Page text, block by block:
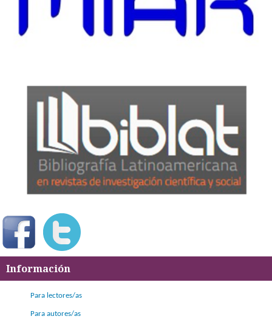
Información
Para lectores/as
Para autores/as